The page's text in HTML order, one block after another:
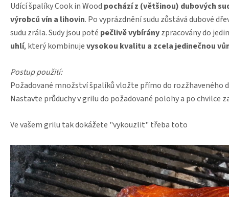
Udící špalíky Cook in Wood pochází z (většinou) dubových
výrobců vín a lihovin. Po vyprázdnění sudu zůstává dubové
sudu zrála. Sudy jsou poté pečlivě vybírányzpracovány do
uhlí, který kombinujevysokou kvalitu a zcela jedinečnou
Postup použití:
Požadované množství špalíků vložte přímo do
Nastavte průduchy v grilu do požadované polohy a po chvilce
Ve vašem grilu tak dokážete "vykouzlit" třeba toto